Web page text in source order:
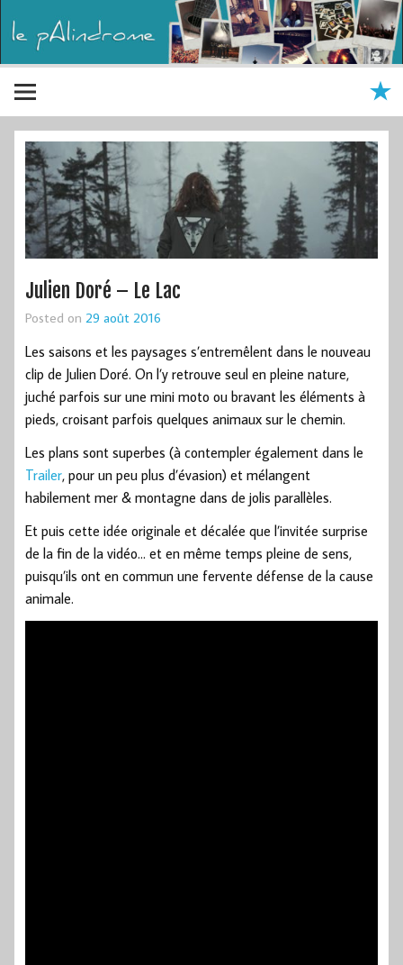
Julien Doré – Le Lac
Posted on 29 août 2016
Les saisons et les paysages s’entremêlent dans le nouveau
clip de Julien Doré. On l’y retrouve seul en pleine nature,
juché parfois sur une mini moto ou bravant les éléments à
pieds, croisant parfois quelques animaux sur le chemin.
Les plans sont superbes (à contempler également dans le
Trailer, pour un peu plus d’évasion) et mélangent
habilement mer & montagne dans de jolis parallèles.
Et puis cette idée originale et décalée que l’invitée surprise
de la fin de la vidéo… et en même temps pleine de sens,
puisqu’ils ont en commun une fervente défense de la cause
animale.